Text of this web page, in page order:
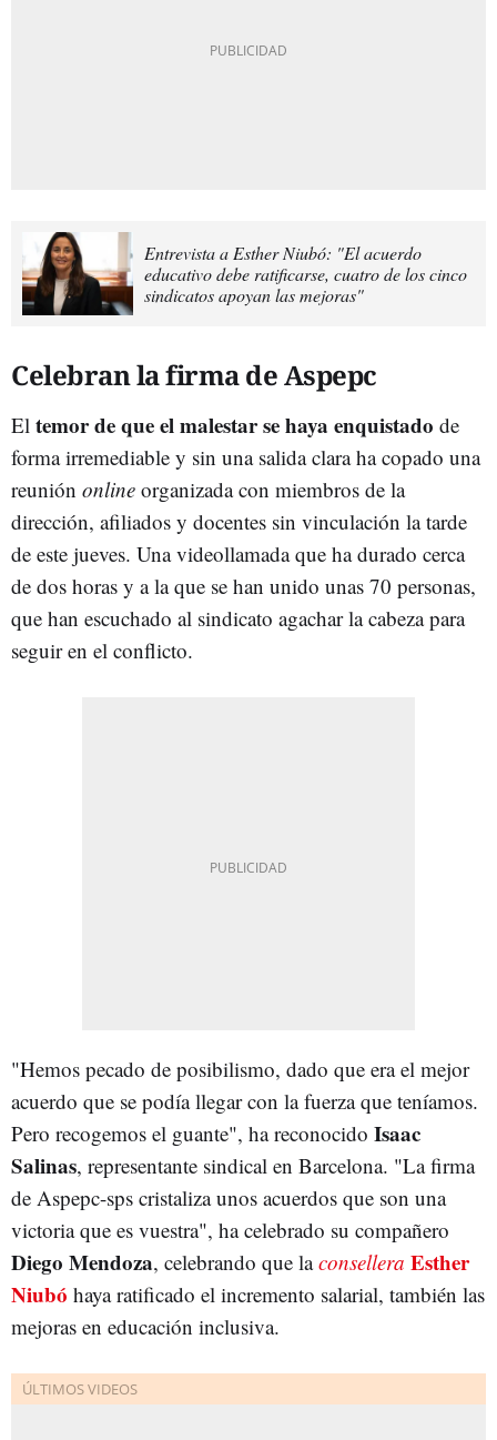
Entrevista a Esther Niubó: "El acuerdo
educativo debe ratificarse, cuatro de los cinco
sindicatos apoyan las mejoras"
Celebran la firma de Aspepc
El temor de que el malestar se haya enquistado de
forma irremediable y sin una salida clara ha copado una
reunión online organizada con miembros de la
dirección, afiliados y docentes sin vinculación la tarde
de este jueves. Una videollamada que ha durado cerca
de dos horas y a la que se han unido unas 70 personas,
que han escuchado al sindicato agachar la cabeza para
seguir en el conflicto.
"Hemos pecado de posibilismo, dado que era el mejor
acuerdo que se podía llegar con la fuerza que teníamos.
Pero recogemos el guante", ha reconocido Isaac
Salinas, representante sindical en Barcelona. "La firma
de Aspepc-sps cristaliza unos acuerdos que son una
victoria que es vuestra", ha celebrado su compañero
Diego Mendoza, celebrando que laconsellera Esther
Niubó haya ratificado el incremento salarial, también las
mejoras en educación inclusiva.